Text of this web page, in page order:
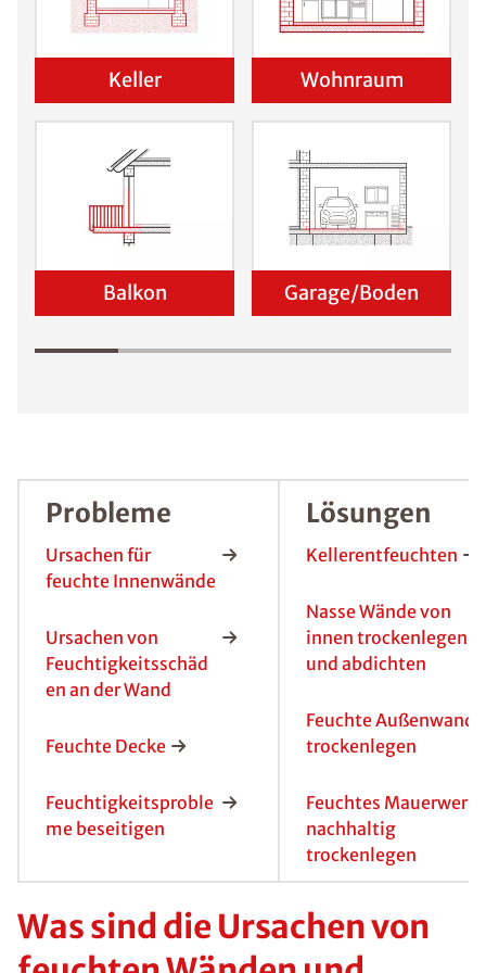
Wo befindet sich der Schaden?
Probleme
feuchte Innenwände
Ursachen von
Feuchtigkeitsschäd
Feuchtigkeitsproble
Lösungen
Kellerentfeuchten
innen trockenlegen
und abdichten
Feuchte Außenwand
Feuchtes Mauerwerk